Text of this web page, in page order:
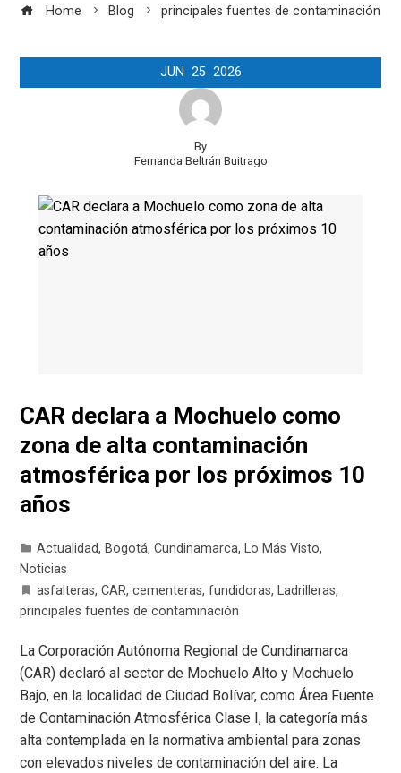
Home Blog principales fuentes de contaminación
JUN 25 2026
By
Fernanda Beltrán Buitrago
CAR declara a Mochuelo como
zona de alta contaminación
atmosférica por los próximos 10
años
Actualidad, Bogotá,Cundinamarca, Lo Más Visto,
Noticias
asfalteras,CAR,cementeras,fundidoras, Ladrilleras,
principales fuentes de contaminación
La Corporación Autónoma Regional de Cundinamarca
(CAR) declaró al sector de Mochuelo Alto y Mochuelo
Bajo, en la localidad de Ciudad Bolívar, como Área Fuente
de Contaminación Atmosférica Clase I, la categoría más
alta contemplada en la normativa ambiental para zonas
con elevados niveles de contaminación del aire. La